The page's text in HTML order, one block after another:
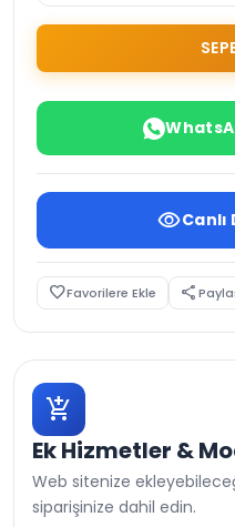
visibility
favorite_borderFavorilere Ekle share
add_shopping_cart
Ek Hizmetler &
Web sitenize
siparişinize dahil edin.